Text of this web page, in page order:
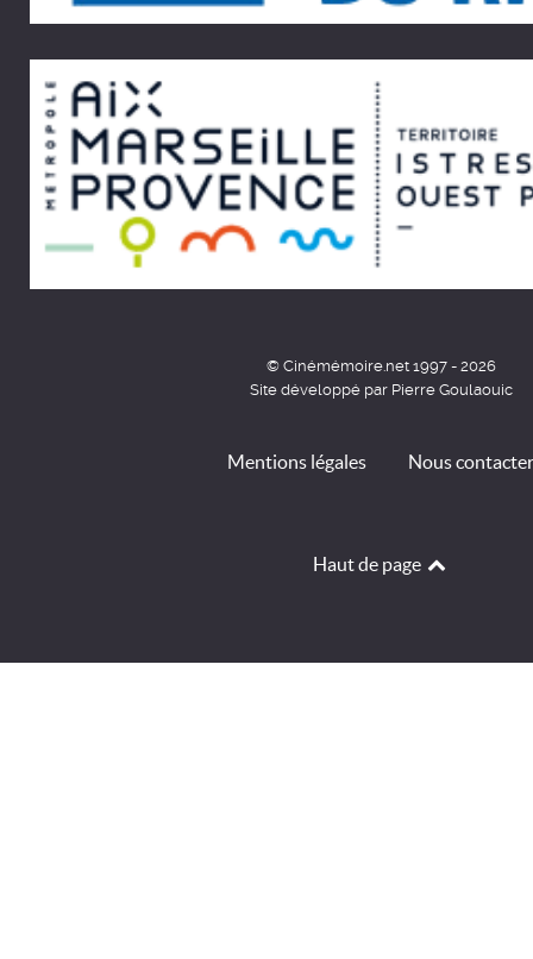
© Cinémémoire.net 1997 - 2026
Site développé par Pierre Goulaouic
Mentions légales Nous contacter
Haut de page